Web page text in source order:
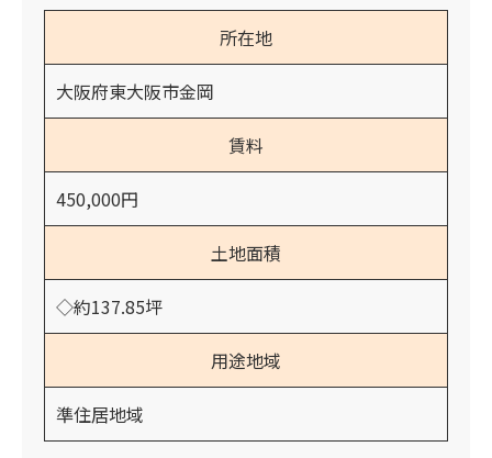
所在地
大阪府東大阪市金岡
賃料
450,000円
土地面積
◇約137.85坪
用途地域
準住居地域